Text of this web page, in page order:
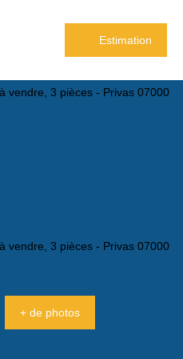
Estimation
+ de photos